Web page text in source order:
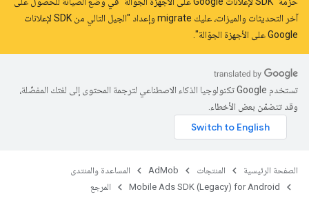
آخر التحديثات والميزات، عليك migrate و
إعداد "الجيل التالي من SDK لإعلانات
Google على الأجهزة الجوّالة"
تستخدم Google تكنولوجيا الذكاء الاصطناعي لترجمة المحتوى إلى لغتك المفضّلة،
وقد تتضمّن بعض الأخطاء.
الصفحة الرئيسية المنتجات AdMob
المساعدة والمنتدى
Mobile Ads SDK (Legacy) for Android
المرجع